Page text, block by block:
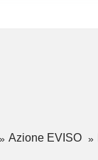
Azione EVISO